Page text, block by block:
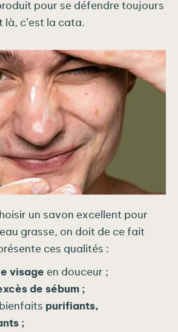
pour se défendre toujours
là, c’est la cata.
un savon excellent pour
grasse, on doit de ce fait
ces qualités :
visage en douceur ;
de sébum ;
purifiants,
;